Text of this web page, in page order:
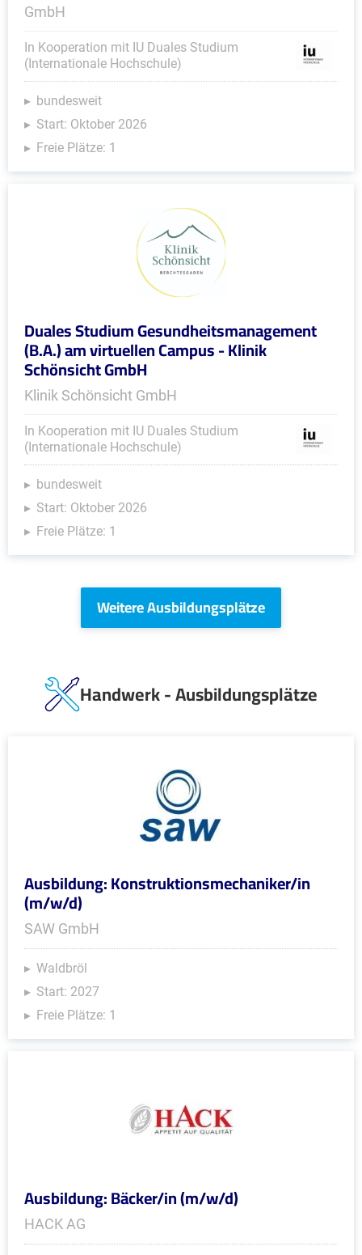
GmbH
In Kooperation mit IU Duales Studium
(Internationale Hochschule)
bundesweit
Start: Oktober 2026
Freie Plätze: 1
Duales Studium Gesundheitsmanagement
(B.A.) am virtuellen Campus - Klinik
Schönsicht GmbH
Klinik Schönsicht GmbH
In Kooperation mit IU Duales Studium
(Internationale Hochschule)
bundesweit
Start: Oktober 2026
Freie Plätze: 1
Weitere Ausbildungsplätze
Handwerk - Ausbildungsplätze
Ausbildung: Konstruktionsmechaniker/in
(m/w/d)
SAW GmbH
Waldbröl
Start: 2027
Freie Plätze: 1
Ausbildung: Bäcker/in (m/w/d)
HACK AG